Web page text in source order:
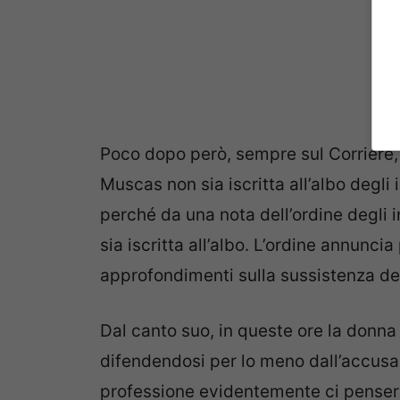
Poco dopo però, sempre sul
Muscas non sia iscritta all’albo degli
perché da una nota dell’ordine
sia iscritta all’albo. L’ordine
approfondimenti sulla sussistenza
Dal canto suo, in queste ore la
difendendosi per lo meno
professione evidentemente ci